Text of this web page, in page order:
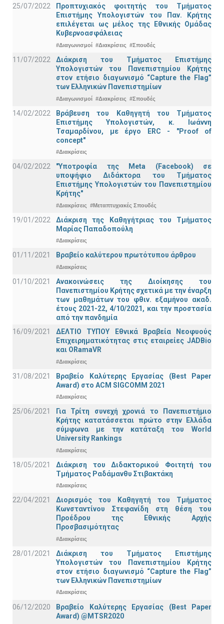
25/07/2022
Προπτυχιακός φοιτητής του Τμήματος
Επιστήμης Υπολογιστών του Παν. Κρήτης
επιλέγεται ως μέλος της Εθνικής Ομάδας
Κυβερνοασφάλειας
#Διαγωνισμοί #Διακρίσεις #Σπουδές
11/07/2022
Διάκριση του Τμήματος Επιστήμης
Υπολογιστών του Πανεπιστημίου Κρήτης
στον ετήσιο διαγωνισμό “Capture the Flag”
των Ελληνικών Πανεπιστημίων
#Διαγωνισμοί #Διακρίσεις #Σπουδές
14/02/2022
Βράβευση του Καθηγητή του Τμήματος
Επιστήμης Υπολογιστών, κ. Ιωάννη
Τσαμαρδίνου, με έργο ERC - "Proof of
concept"
#Διακρίσεις
04/02/2022
"Υποτροφία της Meta (Facebook) σε
υποψήφιο Διδάκτορα του Τμήματος
Επιστήμης Υπολογιστών του Πανεπιστημίου
Κρήτης"
#Διακρίσεις #Μεταπτυχιακές Σπουδές
19/01/2022
Διάκριση της Καθηγήτριας του Τμήματος
Μαρίας Παπαδοπούλη
#Διακρίσεις
01/11/2021 Bραβείο καλύτερου πρωτότυπου άρθρου
#Διακρίσεις
01/10/2021
Ανακοινώσεις της Διοίκησης του
Πανεπιστημίου Κρήτης σχετικά με την έναρξη
των μαθημάτων του φθιν. εξαμήνου ακαδ.
έτους 2021-22, 4/10/2021, και την προστασία
από την πανδημία
16/09/2021
ΔΕΛΤΙΟ ΤΥΠΟΥ Εθνικά Βραβεία Νεοφυούς
Επιχειρηματικότητας στις εταιρείες JADBio
και ORamaVR
#Διακρίσεις
31/08/2021
Βραβείο Καλύτερης Εργασίας (Best Paper
Award) στο ACM SIGCOMM 2021
#Διακρίσεις
25/06/2021
Για Τρίτη συνεχή χρονιά το Πανεπιστήμιο
Κρήτης κατατάσσεται πρώτο στην Ελλάδα
σύμφωνα με την κατάταξη του World
University Rankings
#Διακρίσεις
18/05/2021
Διάκριση του Διδακτορικού Φοιτητή του
Τμήματος Ραδάμανθυ Στιβακτάκη
#Διακρίσεις
22/04/2021
Διορισμός του Καθηγητή του Τμήματος
Κωνσταντίνου Στεφανίδη στη θέση του
Προέδρου της Εθνικής Αρχής
Προσβασιμότητας
#Διακρίσεις
28/01/2021
Διάκριση του Τμήματος Επιστήμης
Υπολογιστών του Πανεπιστημίου Κρήτης
στον ετήσιο διαγωνισμό “Capture the Flag”
των Ελληνικών Πανεπιστημίων
#Διακρίσεις
06/12/2020
Βραβείο Καλύτερης Εργασίας (Best Paper
Award) @MTSR2020